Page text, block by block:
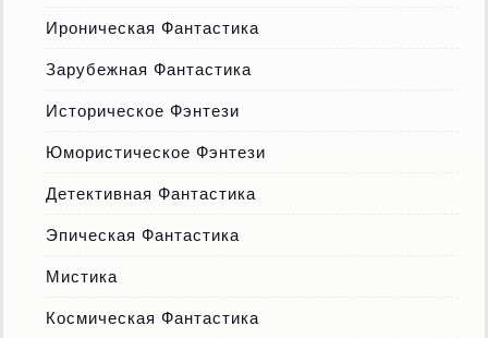
Ироническая Фантастика
Зарубежная Фантастика
Историческое Фэнтези
Юмористическое Фэнтези
Детективная Фантастика
Эпическая Фантастика
Мистика
Космическая Фантастика